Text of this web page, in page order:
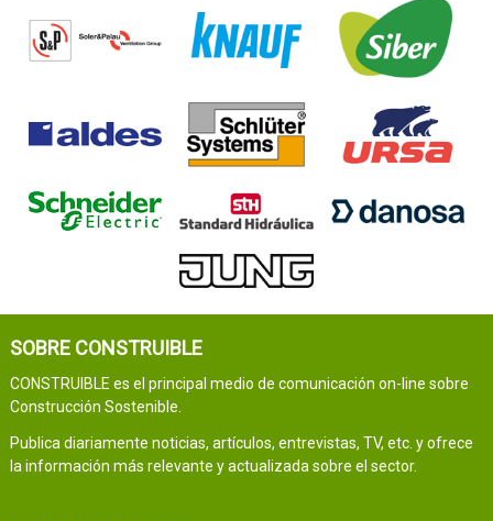
SOBRE CONSTRUIBLE
CONSTRUIBLE es el principal medio de comunicación on-line sobre
Construcción Sostenible.
Publica diariamente noticias, artículos, entrevistas, TV, etc. y ofrece
la información más relevante y actualizada sobre el sector.